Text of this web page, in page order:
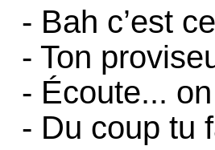
- Bah c’est
- Ton
- Écoute...
- Du coup tu